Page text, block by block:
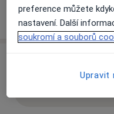
preference můžete
nastavení. Další
soukromí a souborů
Upravit